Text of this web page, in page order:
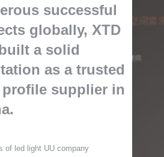
successful
globally, XTD
a solid
as a trusted
profile supplier in
.
of led light UU company